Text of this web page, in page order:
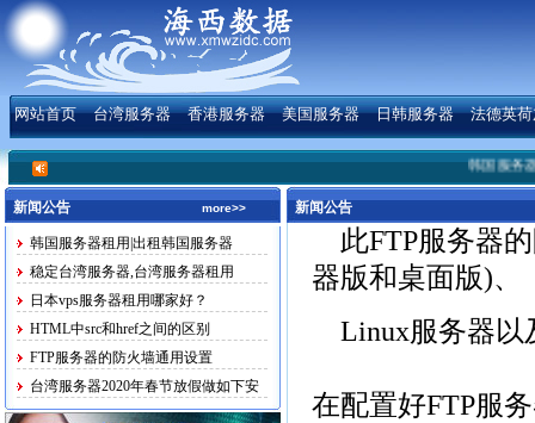
网站首页 台湾服务器 香港服务器 美国服务器 日韩服务器 法德英
韩国服务器租
新闻公告 more>>
韩国服务器租用|出租韩国服务器
稳定台湾服务器,台湾服务器租用
日本vps服务器租用哪家好？
HTML中src和href之间的区别
FTP服务器的防火墙通用设置
台湾服务器2020年春节放假做如下安
排
新闻公告
此FTP服务器
器版和桌面版)、
Linux服务器以
在配置好FTP服